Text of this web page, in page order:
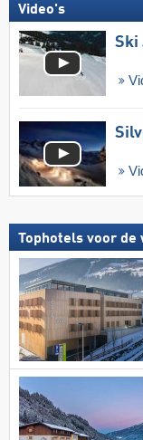
Video's
Ski
Tophotels voor